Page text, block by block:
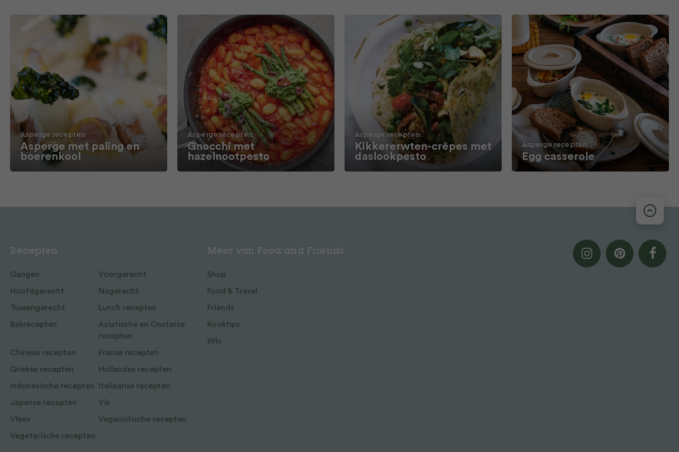
Asperge recepten
Asperge met paling en
boerenkool
Asperge recepten
Gnocchi met
hazelnootpesto
Asperge recepten
Kikkererwten-crêpes met
daslookpesto
Asperge recepten
Egg casserole
Recepten
Gangen Voorgerecht
Hoofdgerecht Nagerecht
Tussengerecht Lunch recepten
Bakrecepten
Aziatische en Oosterse
recepten
Chinese recepten Franse recepten
Griekse recepten Hollandse recepten
Indonesische recepten Italiaanse recepten
Japanse recepten Vis
Vlees Veganistische recepten
Vegetarische recepten
Meer van Food and Friends
Shop
Food & Travel
Friends
Kooktips
Win